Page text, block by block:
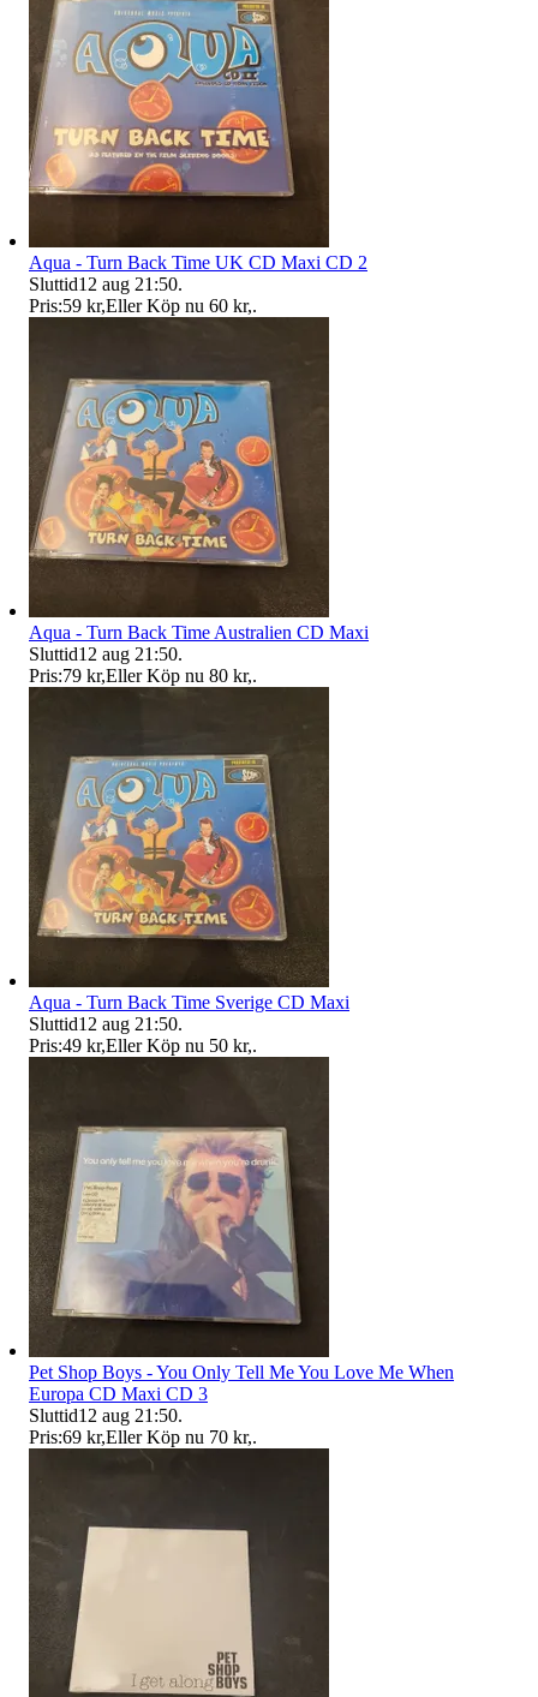
Aqua - Turn Back Time UK CD Maxi CD 2
Sluttid12 aug 21:50.
Pris:59 kr,Eller Köp nu 60 kr,.
Aqua - Turn Back Time Australien CD Maxi
Sluttid12 aug 21:50.
Pris:79 kr,Eller Köp nu 80 kr,.
Aqua - Turn Back Time Sverige CD Maxi
Sluttid12 aug 21:50.
Pris:49 kr,Eller Köp nu 50 kr,.
Pet Shop Boys - You Only Tell Me You Love Me When
Europa CD Maxi CD 3
Sluttid12 aug 21:50.
Pris:69 kr,Eller Köp nu 70 kr,.